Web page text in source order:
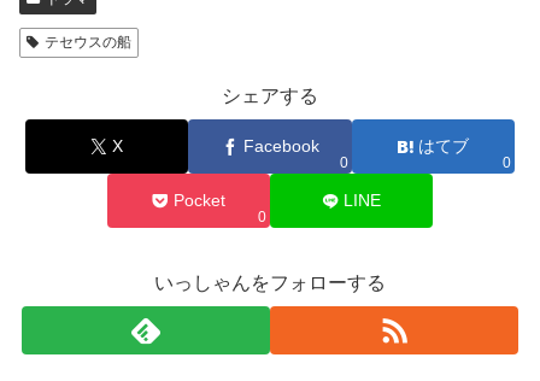
テセウスの船
シェアする
X Facebook
0
はてブ
0
Pocket
0
LINE
いっしゃんをフォローする